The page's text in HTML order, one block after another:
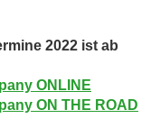
2022 ist ab
ONLINE
ON THE ROAD